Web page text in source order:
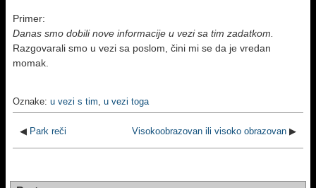
Primer:
Danas smo dobili nove informacije u vezi sa tim zadatkom.
Razgovarali smo u vezi sa poslom, čini mi se da je vredan
momak.
Oznake: u vezi s tim, u vezi toga
◀ Park reči Visokoobrazovan ili visoko obrazovan ▶